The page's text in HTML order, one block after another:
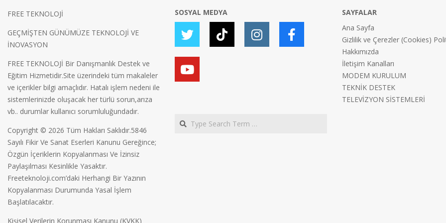
FREE TEKNOLOJİ
GEÇMİŞTEN GÜNÜMÜZE TEKNOLOJİ VE
İNOVASYON
FREE TEKNOLOJİ Bir Danışmanlık Destek ve
Eğitim Hizmetidir.Site üzerindeki tüm makaleler
ve içerikler bilgi amaçlıdır. Hatalı işlem nedeni ile
sistemlerinizde oluşacak her türlü sorun,arıza
vb.. durumlar kullanıcı sorumluluğundadır.
Copyright © 2026 Tüm Hakları Saklıdır.5846
Sayılı Fikir Ve Sanat Eserleri Kanunu Gereğince;
Özgün İçeriklerin Kopyalanması Ve İzinsiz
Paylaşılması Kesinlikle Yasaktır.
Freeteknoloji.com’daki Herhangi Bir Yazının
Kopyalanması Durumunda Yasal İşlem
Başlatılacaktır.
Kişisel Verilerin Korunması Kanunu (KVKK)
SOSYAL MEDYA
Search
SAYFALAR
Ana Sayfa
Gizlilik ve Çerezler (Cookies)
Hakkımızda
İletişim Kanalları
MODEM KURULUM
TEKNİK DESTEK
TELEVİZYON SİSTEMLERİ